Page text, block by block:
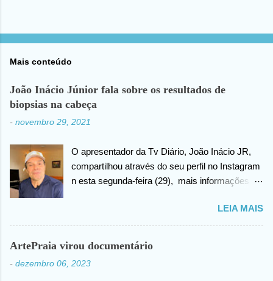
Mais conteúdo
João Inácio Júnior fala sobre os resultados de
biopsias na cabeça
- novembro 29, 2021
O apresentador da Tv Diário, João Inácio JR,
compartilhou através do seu perfil no Instagram
n esta segunda-feira (29), mais informações
cabeça há alguns dias atrás. João confirma que
os resultados foram negativos para câncer de
cabeça, posteriormente ele agradece ao criador
outro momento no vídeo compartilhado na
LEIA MAIS
ArtePraia virou documentário
- dezembro 06, 2023